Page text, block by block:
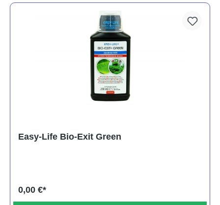
Easy-Life Bio-Exit Green
0,00 €*